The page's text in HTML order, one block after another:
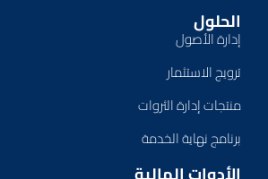
الحلول
إدارة الأصول
ترويج الاستثمار
منتجات إدارة الثروات
برنامج نهاية الخدمة